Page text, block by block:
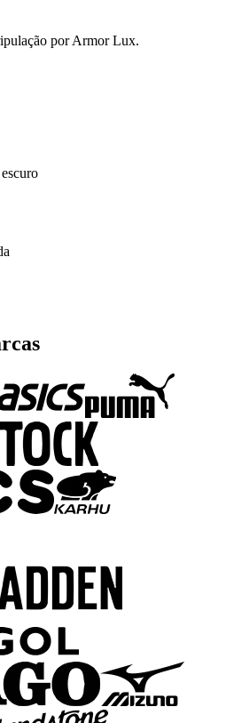
por Armor Lux.